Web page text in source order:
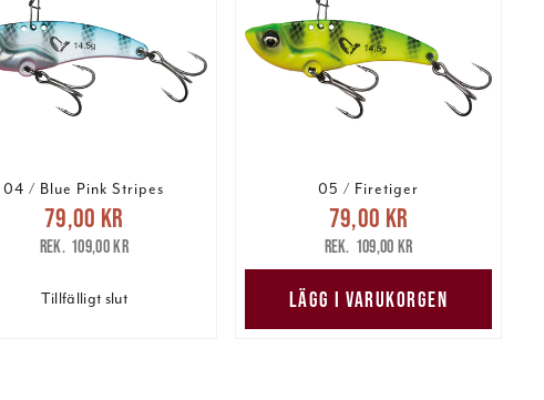
04 / Blue Pink Stripes
Nuvarande pris:
79,00 krTidigare pris
109,00 kr
79,00 kr
109,00 kr
Tillfälligt slut
05 / Firetiger
Nuvarande pris
79,00 krTidigare pris
109,00 kr
79,00 kr
109,00 kr
LÄGG I VARUKORGEN